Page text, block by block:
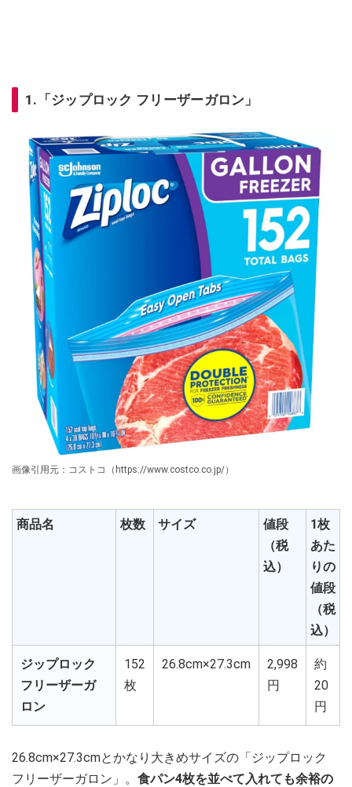
1.「ジップロック フリーザーガロン」
画像引用元：コストコ（https://www.costco.co.jp/）
商品名 枚数 サイズ
値段
（税
込）
1枚
あた
りの
値段
（税
込）
ジップロック
フリーザーガ
ロン
152
枚
26.8cm×27.3cm
2,998
円
約
20
円
26.8cm×27.3cmとかなり大きめサイズの「ジップロック
フリーザーガロン」。 食パン4枚を並べて入れても余裕の